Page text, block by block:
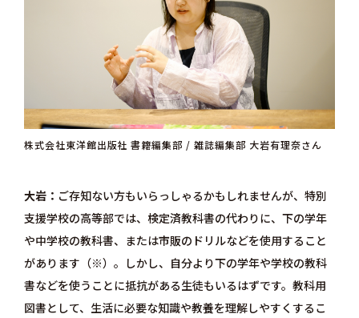
株式会社東洋館出版社 書籍編集部 / 雑誌編集部 大岩有理奈さん
大岩
ご存知ない方もいらっしゃるかもしれませんが、特別
支援学校の高等部では、検定済教科書の代わりに、下の学年
や中学校の教科書、または市販のドリルなどを使用すること
があります（※）。しかし、自分より下の学年や学校の教科
書などを使うことに抵抗がある生徒もいるはずです。教科用
図書として、生活に必要な知識や教養を理解しやすくするこ